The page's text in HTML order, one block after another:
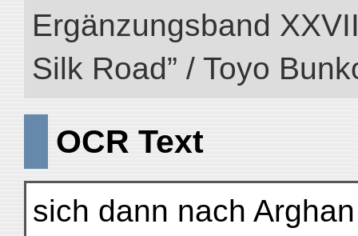
Ergänzungsband
Silk Road” / Toyo
OCR Text
sich dann nach